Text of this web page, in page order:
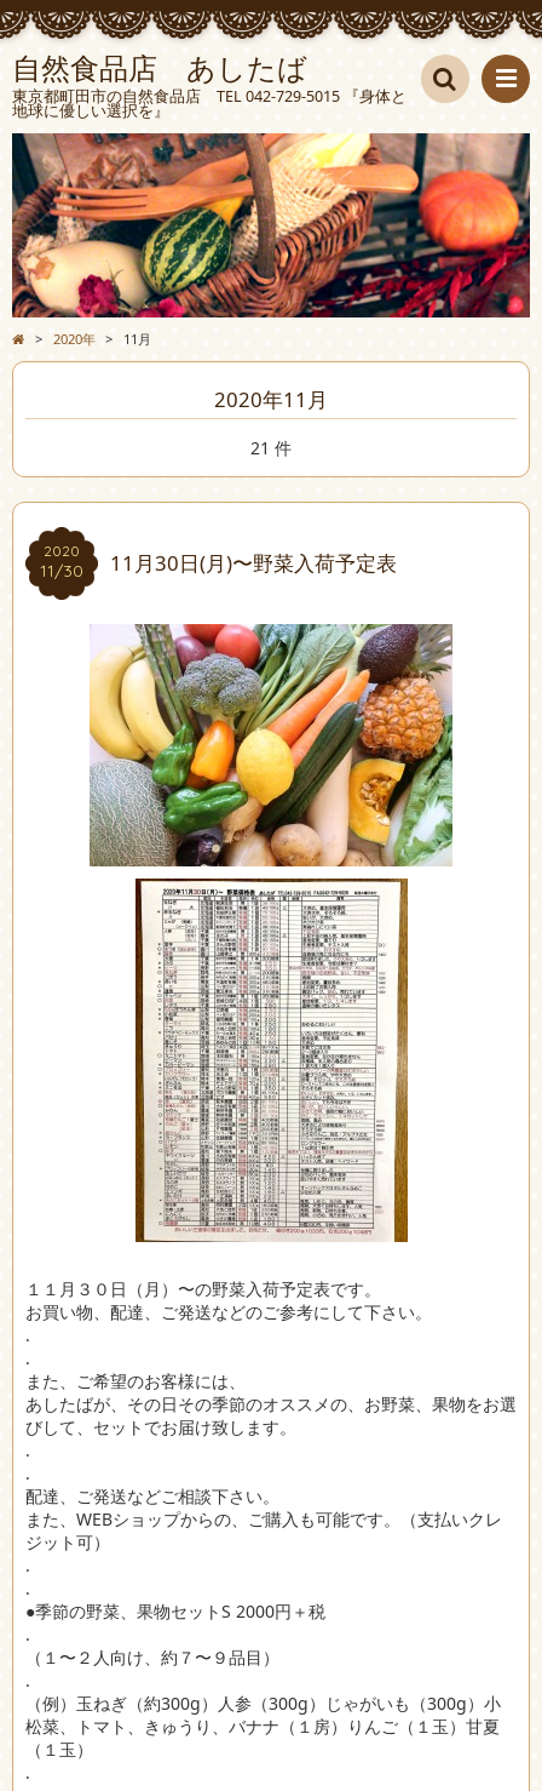
自然食品店 あしたば
東京都町田市の自然食品店 TEL 042-729-5015 『身体と
地球に優しい選択を』 検索
> 2020年 > 11月
2020年11月
21 件
2020
11/30
2020
11/30 11月30日(月)〜野菜入荷予定表
１１月３０日（月）〜の野菜入荷予定表です。
お買い物、配達、ご発送などのご参考にして下さい。
.
.
また、ご希望のお客様には、
あしたばが、その日その季節のオススメの、お野菜、果物をお選
びして、セットでお届け致します。
.
.
配達、ご発送などご相談下さい。
また、WEBショップからの、ご購入も可能です。（支払いクレ
ジット可）
.
.
●季節の野菜、果物セットS 2000円＋税
.
（１〜２人向け、約７〜９品目）
.
（例）玉ねぎ（約300g）人参（300g）じゃがいも（300g）小
松菜、トマト、きゅうり、バナナ（１房）りんご（１玉）甘夏
（１玉）
.